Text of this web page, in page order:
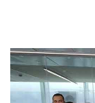
الأنظمة الذكية
الإعلام